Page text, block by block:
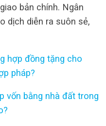
bản chính. Ngân
dịch diễn ra suôn sẻ,
hợp đồng tặng cho
pháp?
vốn bằng nhà đất trong